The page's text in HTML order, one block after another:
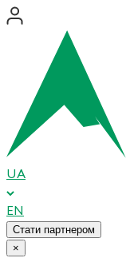
UA
EN
Стати партнером
×